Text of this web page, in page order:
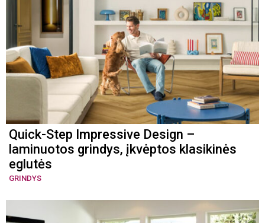
Quick-Step Impressive Design –
laminuotos grindys, įkvėptos klasikinės
eglutės
GRINDYS